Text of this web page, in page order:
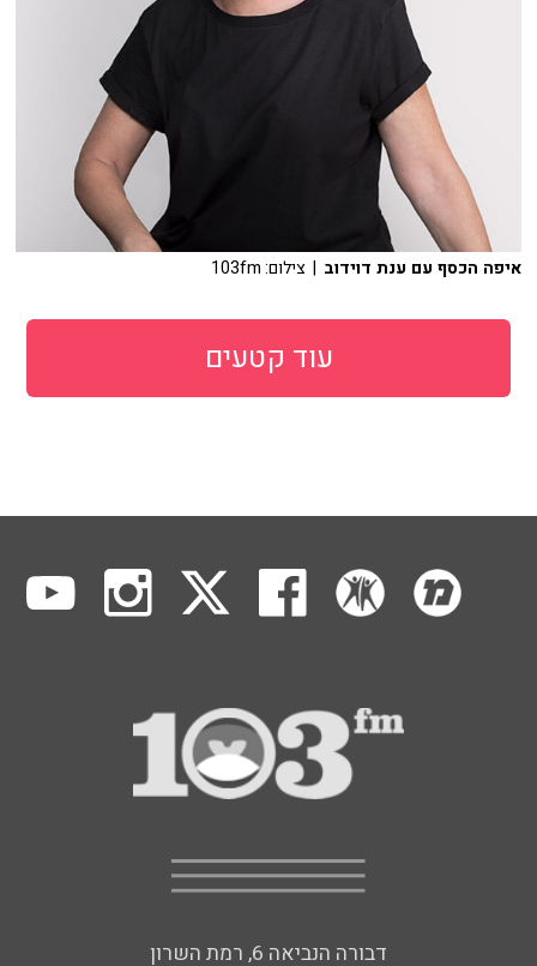
איפה הכסף עם ענת דוידוב | צילום: 103fm
עוד קטעים
דבורה הנביאה 6, רמת השרון